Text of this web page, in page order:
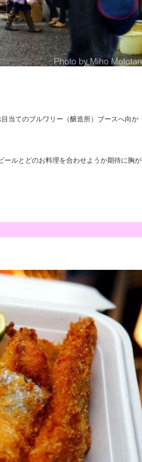
当てのブルワリー（醸造所）ブースへ向か
ルとどのお料理を合わせようか期待に胸が